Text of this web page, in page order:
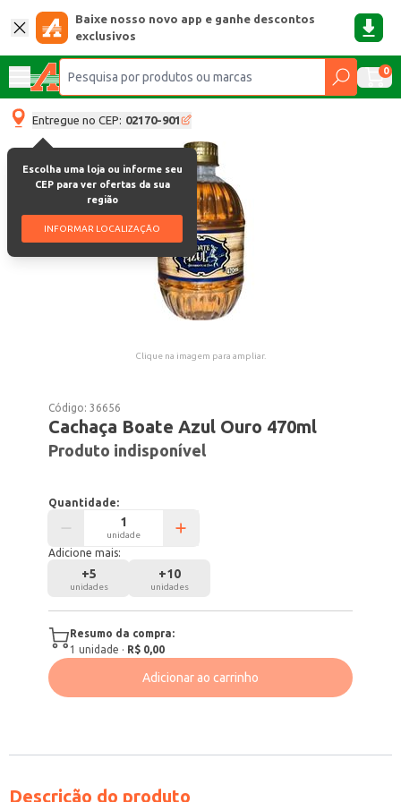
Baixe nosso novo app e ganhe descontos
exclusivos
0
Entregue no CEP: 02170-901
Escolha uma loja ou informe seu
CEP para ver ofertas da sua
região
INFORMAR LOCALIZAÇÃO
Clique na imagem para ampliar.
Código:36656
Cachaça Boate Azul Ouro 470ml
Produto indisponível
Quantidade:
unidade
Adicione mais:
+5
unidades
+10
unidades
Resumo da compra:
1 unidade · R$ 0,00
Adicionar ao carrinho
Descrição do produto